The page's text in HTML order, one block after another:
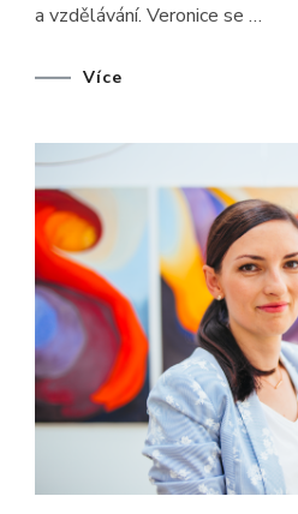
a vzdělávání. Veronice se …
Více